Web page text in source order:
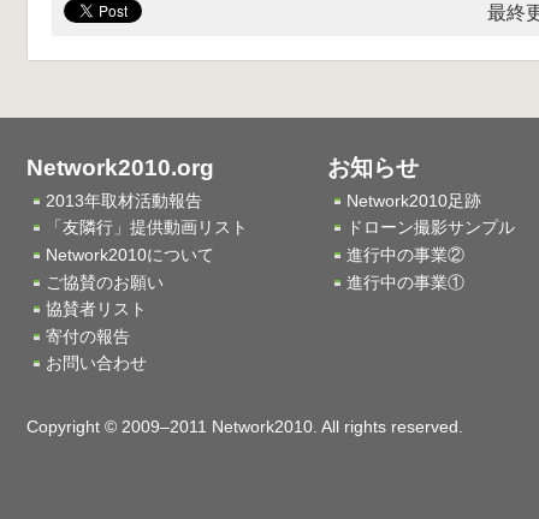
最終
Network2010.org
2013年取材活動報告
「友隣行」提供動画リスト
Network2010について
ご協賛のお願い
協賛者リスト
寄付の報告
お問い合わせ
お知らせ
Network2010足跡
ドローン撮影サンプル
進行中の事業②
進行中の事業①
Copyright © 2009–2011 Network2010. All rights reserved.